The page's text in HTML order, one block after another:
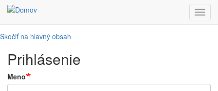
Skočiť na hlavný obsah
Prihlásenie
Meno